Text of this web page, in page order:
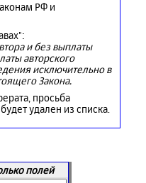
РФ и
и без выплаты
авторского
исключительно в
Закона.
просьба
удален из списка.
полей